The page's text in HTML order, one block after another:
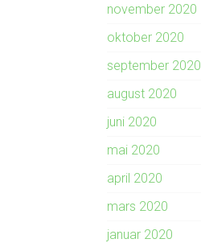
november 2020
oktober 2020
september 2020
august 2020
juni 2020
mai 2020
april 2020
mars 2020
januar 2020